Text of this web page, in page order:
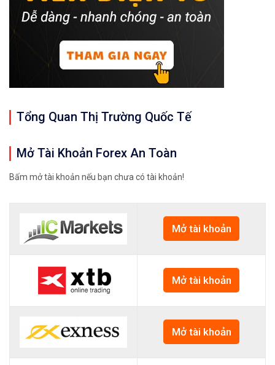
Tổng Quan Thị Trường Quốc Tế
Mở Tài Khoản Forex An Toàn
Bấm mở tài khoản nếu bạn chưa có tài khoản!
Mở tài khoản
Mở tài khoản
Mở tài khoản